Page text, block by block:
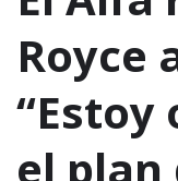
Royce
“Estoy
el plan